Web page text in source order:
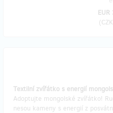
(
Textilní zvířátko s energií
Adoptujte mongolské zvířátko!
nesou kameny s energií z